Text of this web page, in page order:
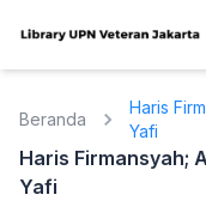
Beranda
Haris
Yafi
Haris Firmansyah;
Yafi